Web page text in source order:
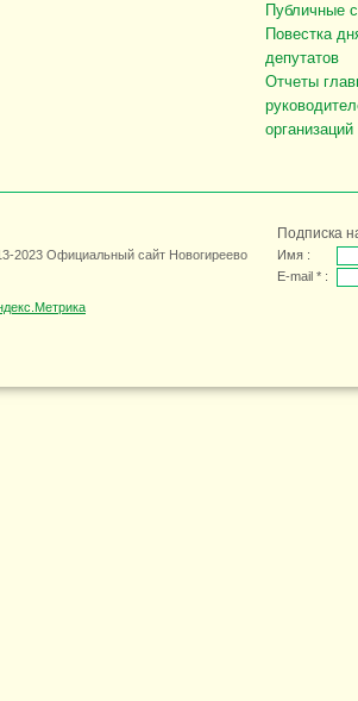
Публичные
Повестка
депутатов
Отчеты
организаций
2023 Официальный сайт Новогиреево
Подписка
Имя :
E-mail * :